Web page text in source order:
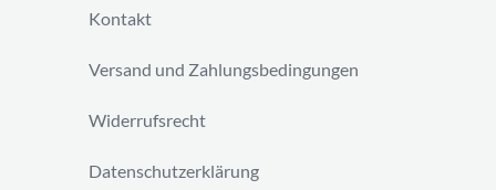
Kontakt
Versand und Zahlungsbedingungen
Widerrufsrecht
Datenschutzerklärung